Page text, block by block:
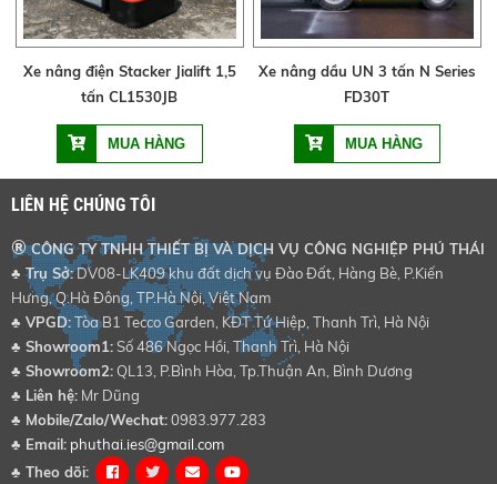
Xe nâng điện Stacker Jialift 1,5
tấn CL1530JB
Xe nâng dầu UN 3 tấn N Series
FD30T
LIÊN HỆ CHÚNG TÔI
®CÔNG TY TNHH THIẾT BỊ VÀ DỊCH VỤ CÔNG NGHIỆP PHÚ THÁI
♣ Trụ Sở:DV08-LK409 khu đất dịch vụ Đào Đất, Hàng Bè, P.Kiến
Hưng, Q.Hà Đông, TP.Hà Nội, Việt Nam
♣ VPGD:Tòa B1 Tecco Garden, KĐT Tứ Hiệp, Thanh Trì, Hà Nội
♣ Showroom1:Số 486 Ngọc Hồi, Thanh Trì, Hà Nội
♣ Showroom2: QL13, P.Bình Hòa, Tp.Thuận An, Bình Dương
♣ Liên hệ: Mr Dũng
♣ Mobile/Zalo/Wechat:0983.977.283
♣ Email: phuthai.ies@gmail.com
♣ Theo dõi: